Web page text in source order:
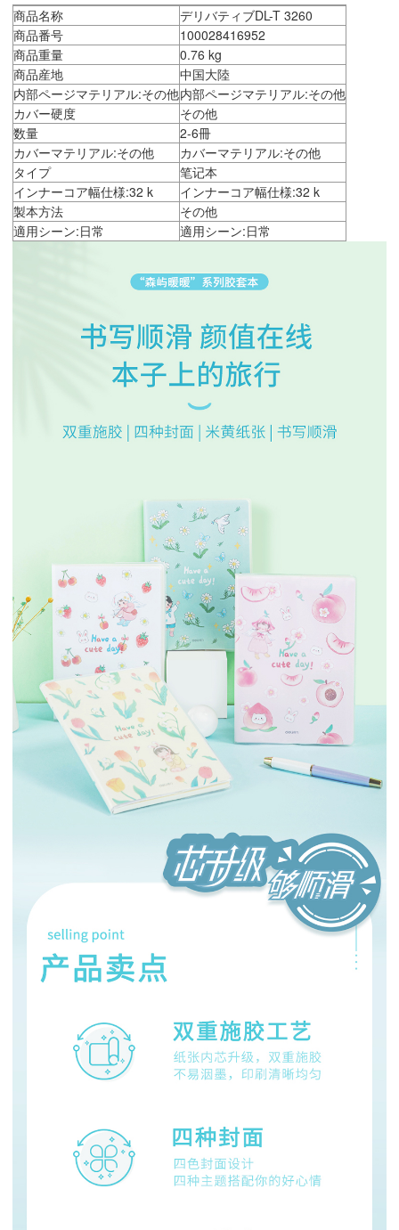
商品名称
デリバティブDL-T 3260
商品番号
100028416952
商品重量
0.76 kg
商品産地
中国大陸
内部ページマテリアル:その他内部ページマテリアル:その他
カバー硬度
その他
数量
2-6冊
カバーマテリアル:その他
カバーマテリアル:その他
タイプ
笔记本
インナーコア幅仕様:32 k
インナーコア幅仕様:32 k
製本方法
その他
適用シーン:日常
適用シーン:日常